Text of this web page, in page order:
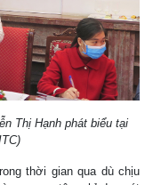
Thị Hạnh phát biểu tại
thời gian qua dù chịu